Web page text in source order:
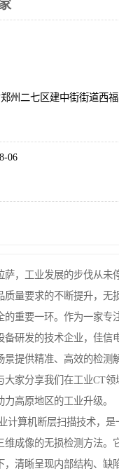
州二七区建中街街道西
06
萨，工业发展的步伐从未
质量要求的不断提升，无
的重要一环。作为一家专
备研发的技术企业，佳信
景提供精准、高效的检测
大家分享我们在工业CT领
高原地区的工业升级。
计算机断层扫描技术，
维成像的无损检测方法。
，清晰呈现内部结构、缺